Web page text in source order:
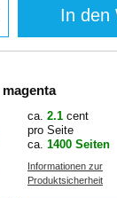
In den
Toner TN-241 M, magenta
ca. 2.1 cent
pro Seite
ca. 1400 Seiten
Informationen zur
Produktsicherheit